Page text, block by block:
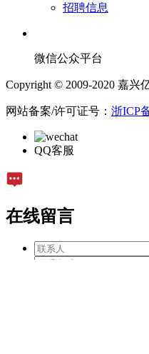
招聘信息
微信公众平台
Copyright © 2009-2020 嘉兴
网站备案/许可证号： 浙ICP
QQ客服
在线留言